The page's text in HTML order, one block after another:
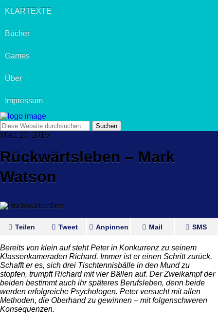
KLARTEXTE
Bücher
Games
Über
Impressum
März 10, 2015
Rückwärtsleben – Mark
Watson
Teilen Tweet Anpinnen Mail SMS
Bereits von klein auf steht Peter in Konkurrenz zu seinem
Klassenkameraden Richard. Immer ist er einen Schritt zurück.
Schafft er es, sich drei Tischtennisbälle in den Mund zu
stopfen, trumpft Richard mit vier Bällen auf. Der Zweikampf der
beiden bestimmt auch ihr späteres Berufsleben, denn beide
werden erfolgreiche Psychologen. Peter versucht mit allen
Methoden, die Oberhand zu gewinnen – mit folgenschweren
Konsequenzen.